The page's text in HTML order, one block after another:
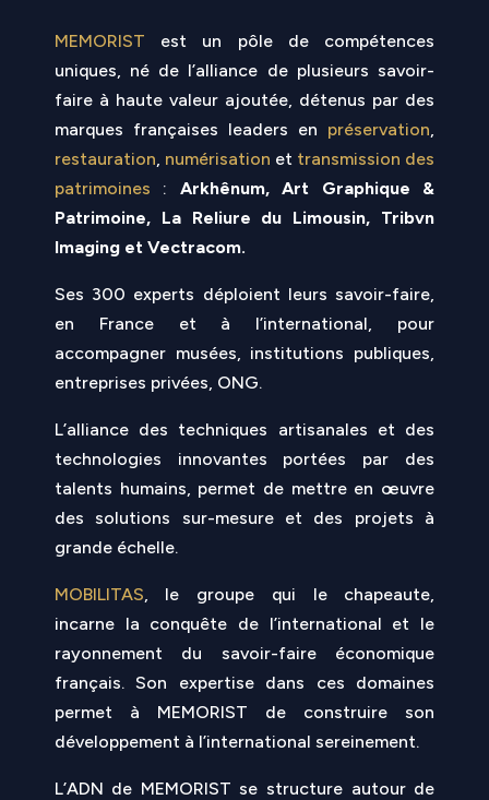
MEMORIST est un pôle de compétences
uniques, né de l’alliance de plusieurs savoir-
faire à haute valeur ajoutée, détenus par des
marques françaises leaders en préservation,
restauration, numérisation et transmission des
patrimoines : Arkhênum, Art Graphique &
Patrimoine, La Reliure du Limousin, Tribvn
Imaging et Vectracom.
Ses 300 experts déploient leurs savoir-faire,
en France et à l’international, pour
accompagner musées, institutions publiques,
entreprises privées, ONG.
L’alliance des techniques artisanales et des
technologies innovantes portées par des
talents humains, permet de mettre en œuvre
des solutions sur-mesure et des projets à
grande échelle.
MOBILITAS, le groupe qui le chapeaute,
incarne la conquête de l’international et le
rayonnement du savoir-faire économique
français. Son expertise dans ces domaines
permet à MEMORIST de construire son
développement à l’international sereinement.
L’ADN de MEMORIST se structure autour de